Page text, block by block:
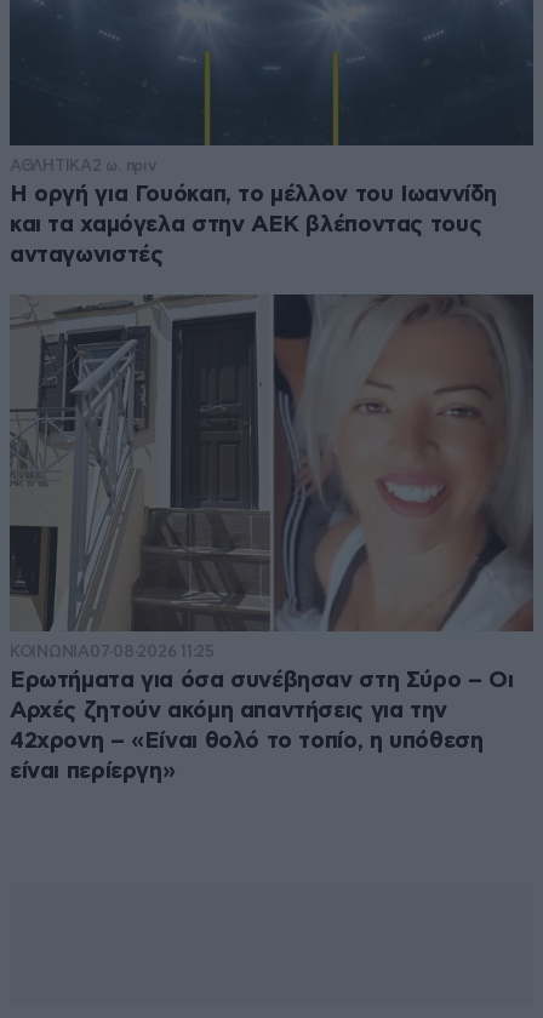
ΑΘΛΗΤΙΚΑ 2 ω. πριν
Η οργή για Γουόκαπ, το μέλλον του Ιωαννίδη
και τα χαμόγελα στην ΑΕΚ βλέποντας τους
ανταγωνιστές
ΚΟΙΝΩΝΙΑ07·08·2026 11:25
Ερωτήματα για όσα συνέβησαν στη Σύρο – Οι
Αρχές ζητούν ακόμη απαντήσεις για την
42χρονη – «Είναι θολό το τοπίο, η υπόθεση
είναι περίεργη»